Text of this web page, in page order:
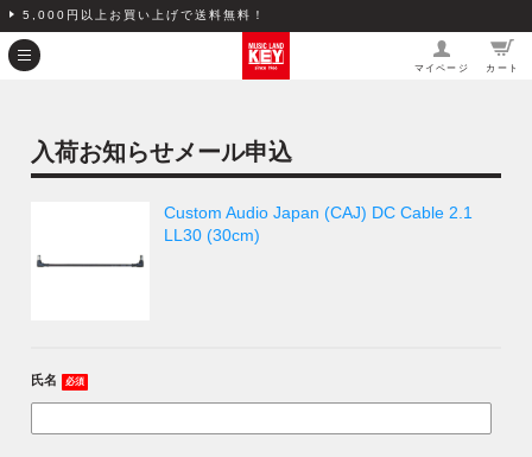
5,000円以上お買い上げで送料無料！
マイページ カート
入荷お知らせメール申込
Custom Audio Japan (CAJ) DC Cable 2.1
LL30 (30cm)
氏名 必須